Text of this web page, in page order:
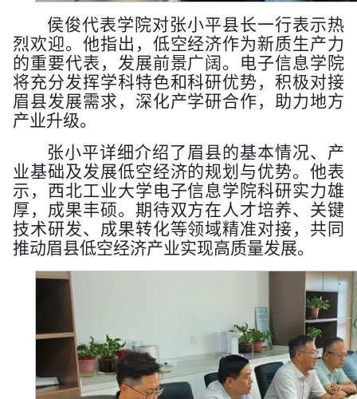
侯俊代表学院对张小平县长一行表示热
烈欢迎。他指出，低空经济作为新质生产力
的重要代表，发展前景广阔。电子信息学院
将充分发挥学科特色和科研优势，积极对接
眉县发展需求，深化产学研合作，助力地方
产业升级。
张小平详细介绍了眉县的基本情况、产
业基础及发展低空经济的规划与优势。他表
示，西北工业大学电子信息学院科研实力雄
厚，成果丰硕。期待双方在人才培养、关键
技术研发、成果转化等领域精准对接，共同
推动眉县低空经济产业实现高质量发展。